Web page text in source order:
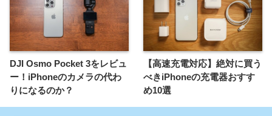
DJI Osmo Pocket 3をレビュ
ー！iPhoneのカメラの代わ
りになるのか？
【高速充電対応】絶対に買う
べきiPhoneの充電器おすす
め10選